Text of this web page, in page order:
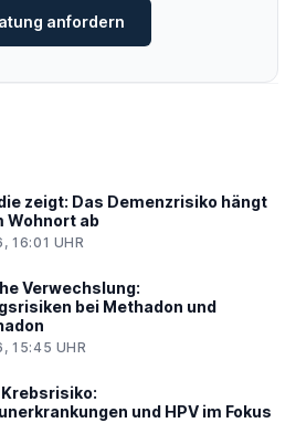
anfordern
zeigt: Das Demenzrisiko hängt
Wohnort ab
16:01 UHR
Verwechslung:
bei Methadon und
15:45 UHR
und HPV im Fokus